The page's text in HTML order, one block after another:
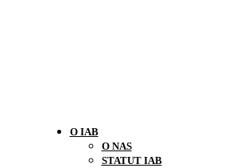
O IAB
O NAS
STATUT IAB